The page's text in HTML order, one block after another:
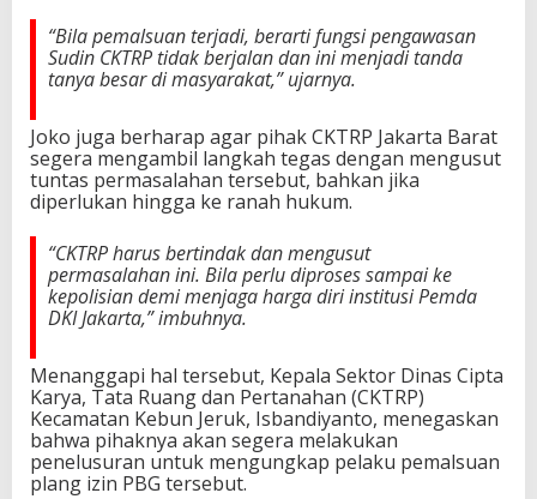
“Bila pemalsuan terjadi, berarti fungsi pengawasan
Sudin CKTRP tidak berjalan dan ini menjadi tanda
tanya besar di masyarakat,” ujarnya.
Joko juga berharap agar pihak CKTRP Jakarta Barat
segera mengambil langkah tegas dengan mengusut
tuntas permasalahan tersebut, bahkan jika
diperlukan hingga ke ranah hukum.
“CKTRP harus bertindak dan mengusut
permasalahan ini. Bila perlu diproses sampai ke
kepolisian demi menjaga harga diri institusi Pemda
DKI Jakarta,” imbuhnya.
Menanggapi hal tersebut, Kepala Sektor Dinas Cipta
Karya, Tata Ruang dan Pertanahan (CKTRP)
Kecamatan Kebun Jeruk, Isbandiyanto, menegaskan
bahwa pihaknya akan segera melakukan
penelusuran untuk mengungkap pelaku pemalsuan
plang izin PBG tersebut.